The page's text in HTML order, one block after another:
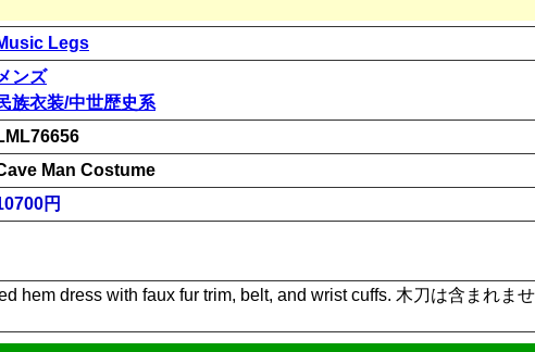
Legs
ンズ
族衣装/中世歴史系
Man Costume
円
hem dress with faux fur trim, belt, and wrist cuffs. 木刀は含まれま